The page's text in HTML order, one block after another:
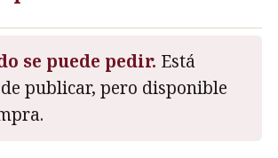
se puede pedir. Está
publicar, pero disponible